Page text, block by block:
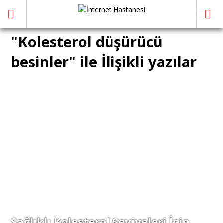
"Kolesterol düşürücü
besinler" ile İlişikli yazılar